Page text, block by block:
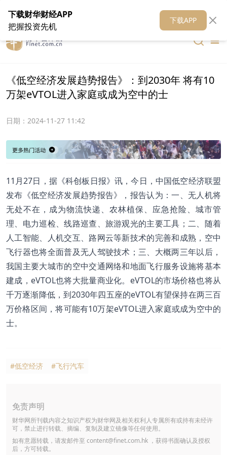
在线客服 关于我们 财华媒体矩阵 财华智库
《低空经济发展趋势报告》：到2030年 将有10
万架eVTOL进入家庭或成为空中的士
日期： 2024-11-27 11:42
11月27日，据《科创板日报》讯，今日，中国低空经济联盟
发布《低空经济发展趋势报告》，报告认为：一、无人机将
无处不在，成为物流快递、农林植保、应急抢险、城市管
理、电力巡检、线路巡查、旅游观光的主要工具；二、随着
人工智能、人机交互、路网云等新技术的完善和成熟，空中
飞行器也将全面普及无人驾驶技术；三、大概两三年以后，
我国主要大城市的空中交通网络和地面飞行服务设施将基本
建成，eVTOL也将大批量商业化。eVTOL的市场价格也将从
千万逐渐降低，到2030年四五座的eVTOL有望保持在两三百
万价格区间，将可能有10万架eVTOL进入家庭或成为空中的
士。
#低空经济 #飞行汽车
免责声明
财华网所刊载内容之知识产权为财华网及相关权利人专属所有或持有未经许
可，禁止进行转载、摘编、复制及建立镜像等任何使用。
如有意愿转载，请发邮件至 content@finet.com.hk ，获得书面确认及授权
后，方可转载。
下载财华财经APP
把握投资先机
下载APP